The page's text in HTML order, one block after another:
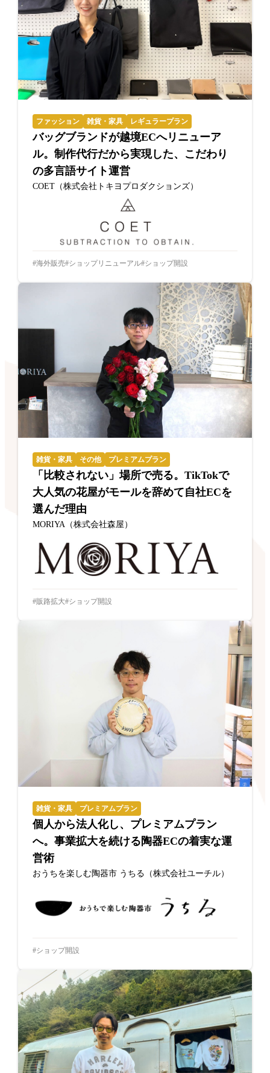
ファッション 雑貨・家具 レギュラープラン
バッグブランドが越境ECへリニューア
ル。制作代行だから実現した、こだわり
の多言語サイト運営
COET（株式会社トキヨプロダクションズ）
海外販売 ショップリニューアル ショップ開設
雑貨・家具 その他 プレミアムプラン
「比較されない」場所で売る。TikTokで
大人気の花屋がモールを辞めて自社ECを
選んだ理由
MORIYA（株式会社森屋）
販路拡大 ショップ開設
雑貨・家具 プレミアムプラン
個人から法人化し、プレミアムプラン
へ。事業拡大を続ける陶器ECの着実な運
営術
おうちを楽しむ陶器市 うちる（株式会社ユーチル）
ショップ開設